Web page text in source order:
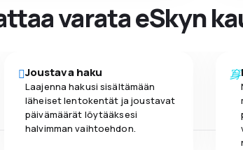
varata eSkyn
Joustava haku
Laajenna hakusi sisältämään
läheiset lentokentät ja joustavat
päivämäärät löytääksesi
halvimman vaihtoehdon.